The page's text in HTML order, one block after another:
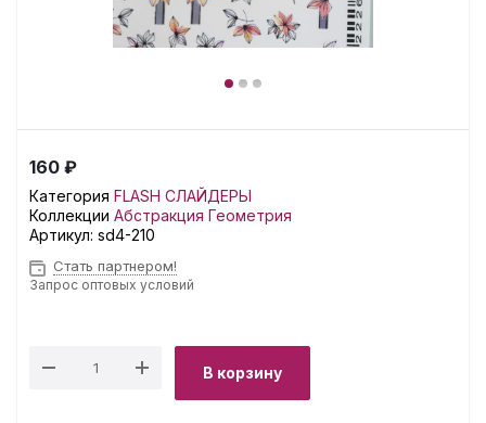
160 ₽
Категория FLASH СЛАЙДЕРЫ
Коллекции Абстракция Геометрия
Артикул: sd4-210
Стать партнером!
Запрос оптовых условий
В корзину